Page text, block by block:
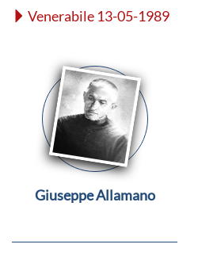
Venerabile 13-05-1989
Giuseppe Allamano